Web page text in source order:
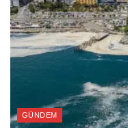
GÜNDEM